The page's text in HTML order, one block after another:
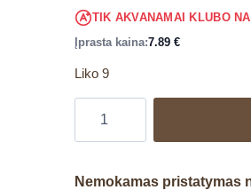
TIK AKVANAMAI KLUBO
Įprasta kaina:7.89 €
Liko 9
Nemokamas pristatymas